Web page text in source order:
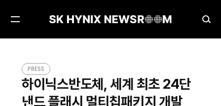
검
색
메
PRESS
하이닉스반도체, 세계 최초 24단
낸드 플래시 멀티칩패키지 개발